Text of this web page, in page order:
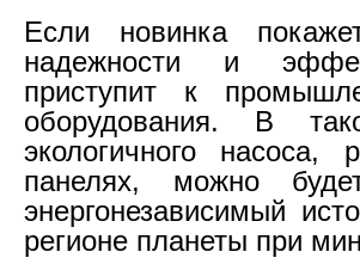
Если новинка
надежности и
приступит к
оборудования. В
экологичного насоса,
панелях, можно
энергонезависимый
регионе планеты при